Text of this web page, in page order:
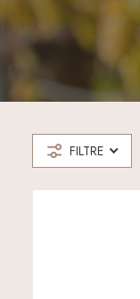
FILTRE